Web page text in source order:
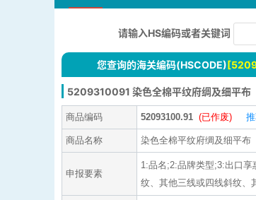
请输入HS编码或者关键词
您查询的海关编码(HSCODE)
5209310091 染色全棉平纹府绸及细平布
商品编码 52093100.91 (已作废)
商品名称 染色全棉平纹府绸及细平布
申报要素
1:品名;2:品牌类型;3:出口
纹、其他三线或四线斜纹、